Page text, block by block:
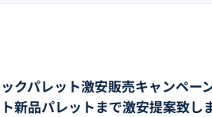
クパレット激安販売キャンペー
新品パレットまで激安提案致し